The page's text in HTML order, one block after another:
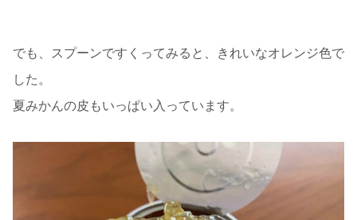
でも、スプーンですくってみると、きれいなオレンジ色で
した。
夏みかんの皮もいっぱい入っています。